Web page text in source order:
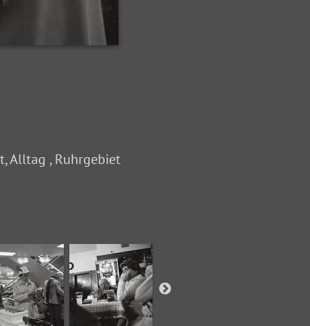
Alltag , Ruhrgebiet